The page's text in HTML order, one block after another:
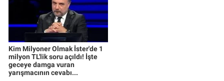
Kim Milyoner Olmak İster'de 1
milyon TL'lik soru açıldı! İşte
geceye damga vuran
yarışmacının cevabı...